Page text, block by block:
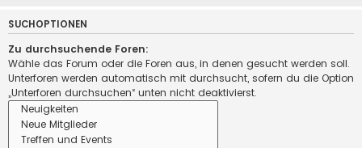
SUCHOPTIONEN
Zu durchsuchende Foren:
Wähle das Forum oder die Foren aus, in denen gesucht werden soll.
Unterforen werden automatisch mit durchsucht, sofern du die Option
„Unterforen durchsuchen“ unten nicht deaktivierst.